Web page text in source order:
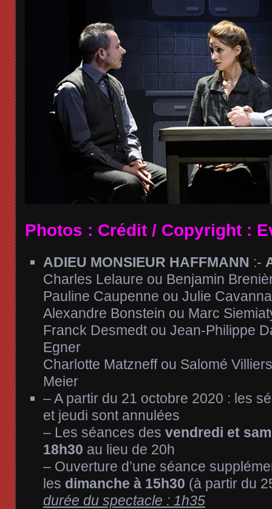
Photos : Crédit / Copyright :
ADIEU MONSIEUR HAFFMANN :-
Charles Lelaure ou Benjamin
Pauline Caupenne ou Julie
Alexandre Bonstein ou Marc
Franck Desmedt ou Jean-Philippe
Egner
Charlotte Matzneff ou Salomé
Meier
– A partir du 21 octobre 2020 : les
et jeudi sont annulées
– Les séances des vendredi et
18h30 au lieu de 20h
– Ouverture d’une séance
les dimanche à 15h30 (à partir du
durée du spectacle : 1h35